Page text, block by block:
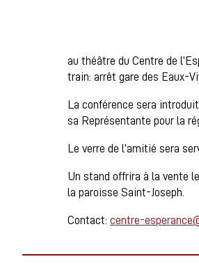
au théâtre du Centre de
train: arrêt gare des Eaux-
La conférence sera
sa Représentante pour la
Le verre de l’amitié sera
Un stand offrira à la vente
la paroisse Saint-Joseph.
Contact: centre-